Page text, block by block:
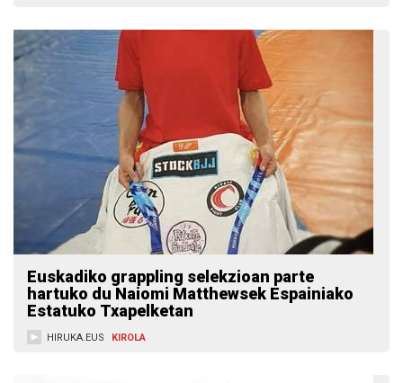
Euskadiko grappling selekzioan parte
hartuko du Naiomi Matthewsek Espainiako
Estatuko Txapelketan
HIRUKA.EUS KIROLA